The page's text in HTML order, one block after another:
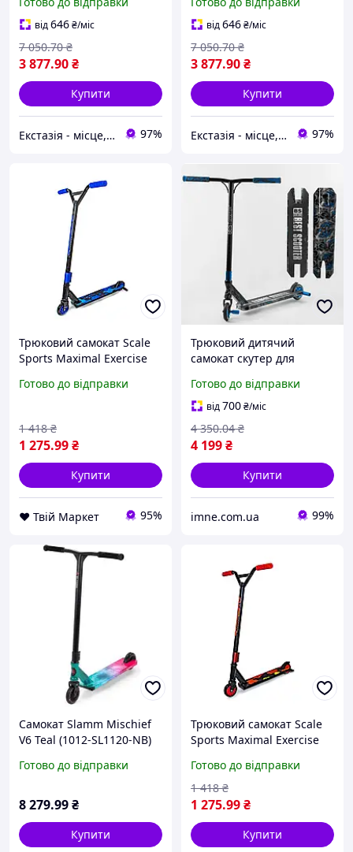
пеги алюмінієвий диск
ширина руля 60см ext1
від646₴/міс
3 877.90₴
7 050.70 ₴
Купити
Екстазія - місце, де народжуються насолоди 97%
дека з принтом пеги 60см
ширина руля ext1
від646₴/міс
3 877.90₴
7 050.70 ₴
Купити
Екстазія - місце, де народжуються насолоди 97%
Трюковий самокат Scale
Sports Maximal Exercise
2025
Готово до відправки
1 275.99₴
1 418 ₴
Купити
❤️ Твій Маркет 95%
Трюковий дитячий
самокат скутер для
моторики/Пегі колеса PU
110 мм широке кермо
Синій
Готово до відправки
від700₴/міс
4 199₴
4 350.04 ₴
Купити
imne.com.ua 99%
Самокат Slamm Mischief
V6 Teal (1012-SL1120-NB)
Готово до відправки
8 279.99₴
Купити
Трюковий самокат Scale
Sports Maximal Exercise
2025
Готово до відправки
1 275.99₴
1 418 ₴
Купити